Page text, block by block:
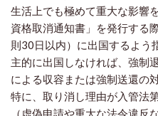
生活上でも極めて重大な影響
資格取消通知書」を発行する
則30日以内）に出国するよう
主的に出国しなければ、強制
による収容または強制送還の
特に、取り消し理由が入管法
（虚偽申請や重大な法令違